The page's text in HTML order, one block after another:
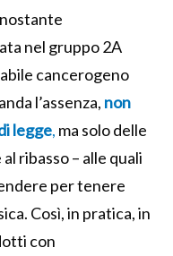
nel gruppo 2A
cancerogeno
l’assenza, non
legge, ma solo delle
ribasso – alle quali
per tenere
Così, in pratica, in
con